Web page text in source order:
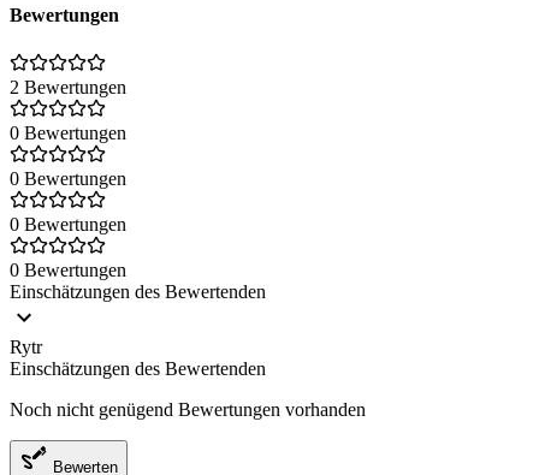
Bewertungen
2 Bewertungen
0 Bewertungen
0 Bewertungen
0 Bewertungen
0 Bewertungen
Einschätzungen des Bewertenden
Rytr
Einschätzungen des Bewertenden
Noch nicht genügend Bewertungen vorhanden
Bewerten